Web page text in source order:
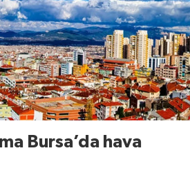
Bursa’da hava